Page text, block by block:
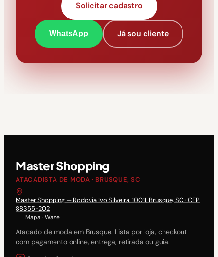
Solicitar cadastro
WhatsApp Já sou cliente
Master Shopping
ATACADISTA DE MODA · BRUSQUE, SC
Master Shopping — Rodovia Ivo Silveira, 10011, Brusque, SC · CEP
88355-202
Mapa ·Waze
Atacado de moda em Brusque. Lista por loja, checkout
com pagamento online, entrega, retirada ou guia.